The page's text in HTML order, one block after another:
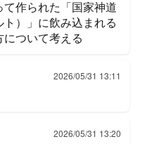
作られた「国家神道
ト）」に飲み込まれる
ついて考える
2026/05/31 13:11
2026/05/31 13:20